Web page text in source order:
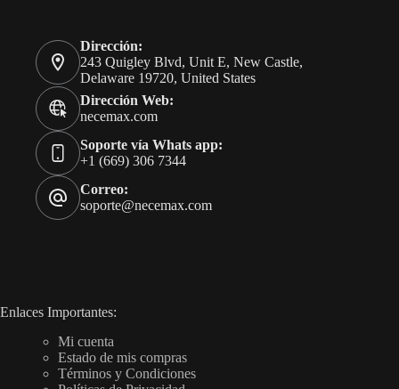
Dirección:
243 Quigley Blvd, Unit E, New Castle,
Delaware 19720, United States
Dirección Web:
necemax.com
Soporte vía Whats app:
+1 (669) 306 7344
Correo:
soporte@necemax.com
Enlaces Importantes:
Mi cuenta
Estado de mis compras
Términos y Condiciones